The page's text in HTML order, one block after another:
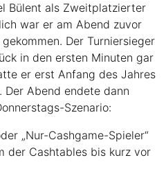
Bülent als Zweitplatzierter
war er am Abend zuvor
Der Turniersieger
in den ersten Minuten gar
er erst Anfang des Jahres
Der Abend endete dann
Szenario:
„Nur-Cashgame-Spieler“
der Cashtables bis kurz vor